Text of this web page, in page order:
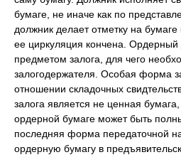
бумаге, не иначе как по
должник делает отметку на
ее циркуляция кончена.
предметом залога, для чего
залогодержателя. Особая форма
отношении складочных
залога является не ценная
ордерной бумаге может быть
последняя форма передаточной
ордерную бумагу в